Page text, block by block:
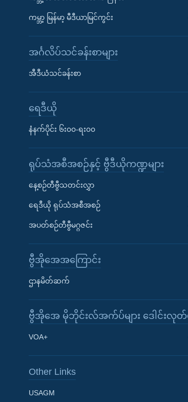
Learning English
ကမ္ဘာ့ မြန်မာ့ မီဒီယာမြင်ကွင်း
အင်္ဂလိပ်သင်ခန်းစာများ
အီဒီယံသင်ခန်းစာ
ရေဒီယို
နံနက်ပိုင်း ၆း၀၀-ရး၀၀
ရုပ်သံအစီအစဉ်နှင့် ဗွီဒီယိုကဏ္ဍများ
နေ့စဉ်တီဗွီသတင်းလွှာ
ရေဒီယို ရုပ်သံအစီအစဉ်
အပတ်စဉ်တီဗွီမဂ္ဂဇင်း
ဗွီအိုအေအကြောင်း
ဌာနမိတ်ဆက်
ဗွီအိုအေ မိုဘိုင်းလ်အက်ပ်များ ဒေါင်းလု
VOA+
Other Links
USAGM